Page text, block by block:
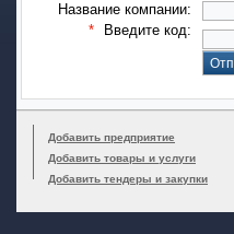
Название компании:
*
Введите код:
Добавить предприятие
Добавить товары и услуги
Добавить тендеры и закупки